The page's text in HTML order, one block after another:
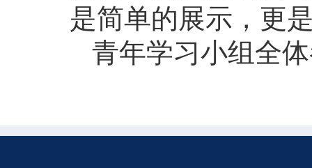
是简单的展示，更
青年学习小组全